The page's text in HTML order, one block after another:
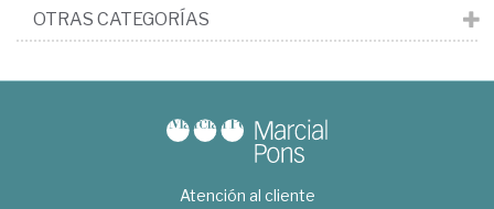
OTRAS CATEGORÍAS
Atención al cliente